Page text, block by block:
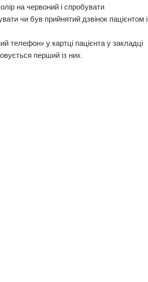
на червоний і спробувати
чи був прийнятий дзвінок пацієнтом і
телефон» у картці пацієнта у закладці
перший із них.